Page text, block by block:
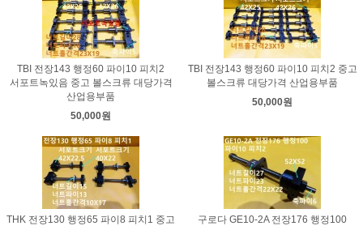
TBI 전장143 행정60 파이10 피치2
서포트녹있음 중고 볼스크류 대당가격
산업용부품
50,000원
TBI 전장143 행정60 파이10 피치2 중고
볼스크류 대당가격 산업용부품
50,000원
THK 전장130 행정65 파이8 피치1 중고
구로다 GE10-2A 전장176 행정100